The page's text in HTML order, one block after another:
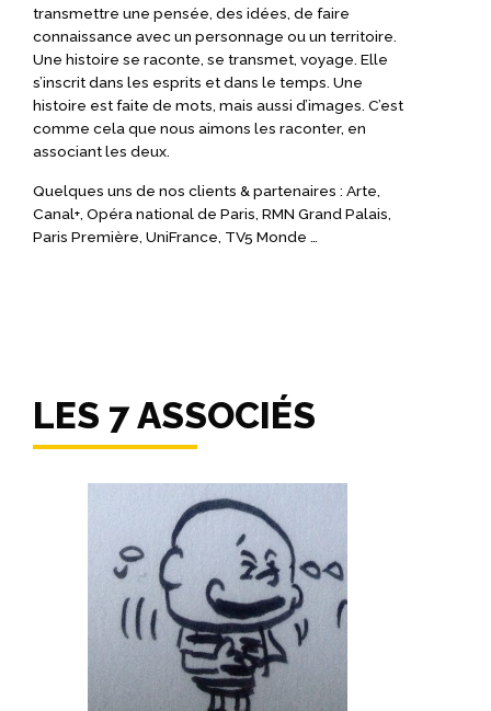
transmettre une pensée, des idées, de faire
connaissance avec un personnage ou un territoire.
Une histoire se raconte, se transmet, voyage. Elle
s’inscrit dans les esprits et dans le temps. Une
histoire est faite de mots, mais aussi d’images. C’est
comme cela que nous aimons les raconter, en
associant les deux.
Quelques uns de nos clients & partenaires : Arte,
Canal+, Opéra national de Paris, RMN Grand Palais,
Paris Première, UniFrance, TV5 Monde …
LES 7 ASSOCIÉS